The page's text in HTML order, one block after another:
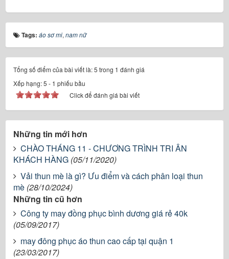
Tags: áo sơ mi, nam nữ
Tổng số điểm của bài viết là: 5 trong 1 đánh giá
Xếp hạng:5 - 1 phiếu bầu
Click để đánh giá bài viết
Những tin mới hơn
CHÀO THÁNG 11 - CHƯƠNG TRÌNH TRI ÂN
KHÁCH HÀNG (05/11/2020)
Vải thun mè là gì? Ưu điểm và cách phân loại thun
mè (28/10/2024)
Những tin cũ hơn
Công ty may đồng phục bình dương giá rẻ 40k
(05/09/2017)
may đông phục áo thun cao cấp tại quận 1
(23/03/2017)